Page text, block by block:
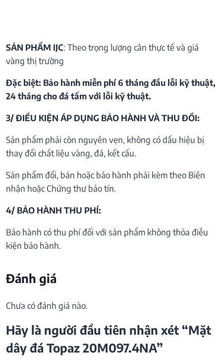
SẢN PHẨM IJC: Theo trọng lượng cân thực tế và giá
vàng thị trường
Đặc biệt: Bảo hành miễn phí 6 tháng đầu lỗi kỹ thuật,
24 tháng cho đá tấm với lỗi kỹ thuật.
3/ ĐIỀU KIỆN ÁP DỤNG BẢO HÀNH VÀ THU ĐỒI:
Sản phẩm phải còn nguyên vẹn, không có dấu hiệu bị
thay đổi chất liệu vàng, đá, kết cấu.
Sản phẩm đổi, bán hoặc bảo hành phải kèm theo Biên
nhận hoặc Chứng thư bảo tín.
4/ BẢO HÀNH THU PHÍ:
Bảo hành có thu phí đối với sản phẩm không thỏa điều
kiện bảo hành.
Đánh giá
Chưa có đánh giá nào.
Hãy là người đầu tiên nhận xét “Mặt
dây đá Topaz 20M097.4NA”